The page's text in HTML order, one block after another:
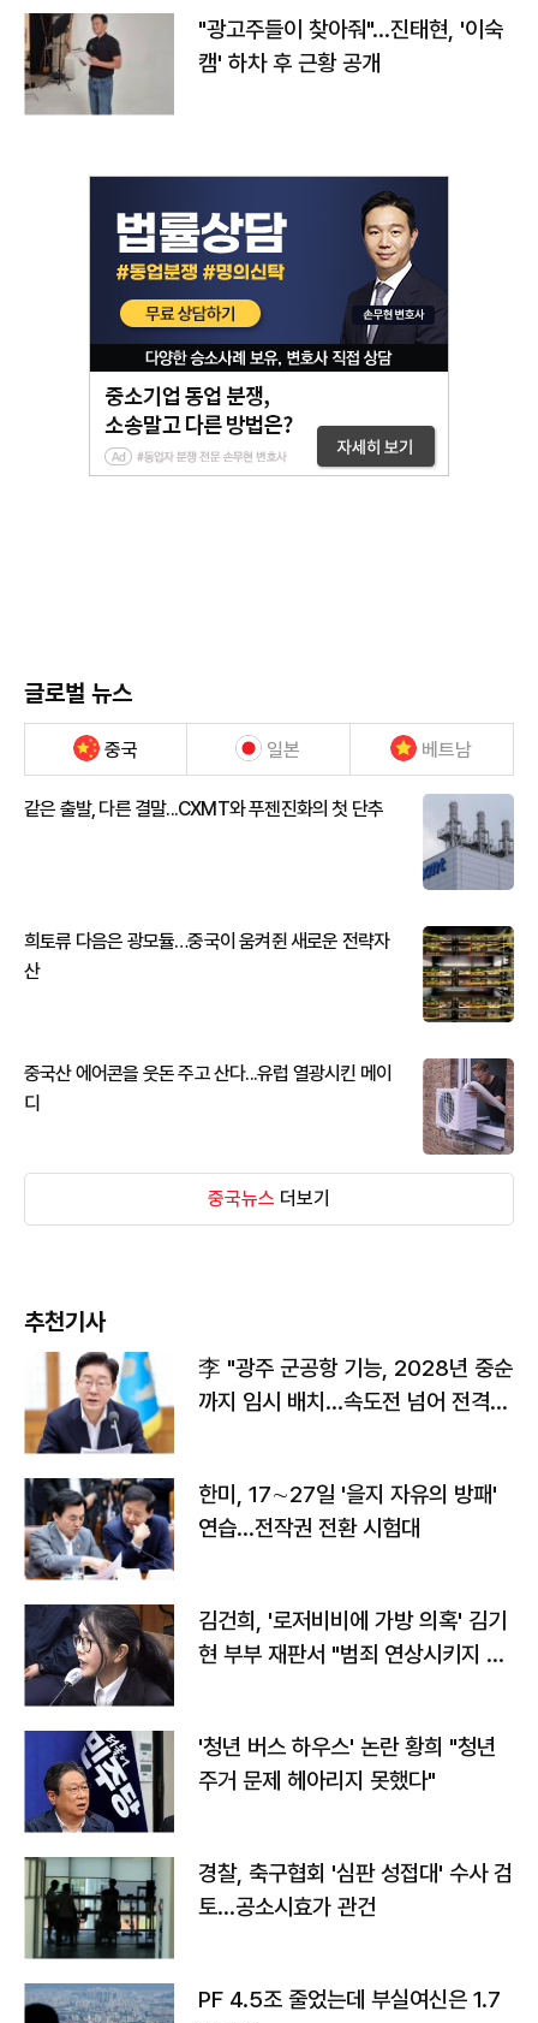
"광고주들이 찾아줘"…진태현, '이숙
캠' 하차 후 근황 공개
글로벌 뉴스
중국 일본 베트남
같은 출발, 다른 결말...CXMT와 푸젠진화의 첫 단추
희토류 다음은 광모듈…중국이 움켜쥔 새로운 전략자
산
중국산 에어콘을 웃돈 주고 산다...유럽 열광시킨 메이
디
중국뉴스 더보기
추천기사
李 "광주 군공항 기능, 2028년 중순
까지 임시 배치…속도전 넘어 전격
한미, 17∼27일 '을지 자유의 방패'
연습…전작권 전환 시험대
김건희, '로저비비에 가방 의혹' 김기
현 부부 재판서 "범죄 연상시키지 말
'청년 버스 하우스' 논란 황희 "청년
주거 문제 헤아리지 못했다"
경찰, 축구협회 '심판 성접대' 수사 검
토…공소시효가 관건
PF 4.5조 줄었는데 부실여신은 1.7